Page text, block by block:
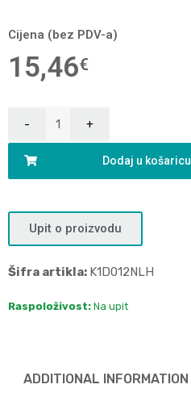
Cijena (bez PDV-a)
15,46€
Dodaj u košaricu
Upit o proizvodu
Šifra artikla: K1D012NLH
Raspoloživost: Na upit
ADDITIONAL INFORMATION